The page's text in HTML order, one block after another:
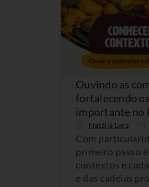
Ouvindo as
fortalecendo
importante no
Natália Lyra
Com
primeiro passo
contextos e
e das cadeias